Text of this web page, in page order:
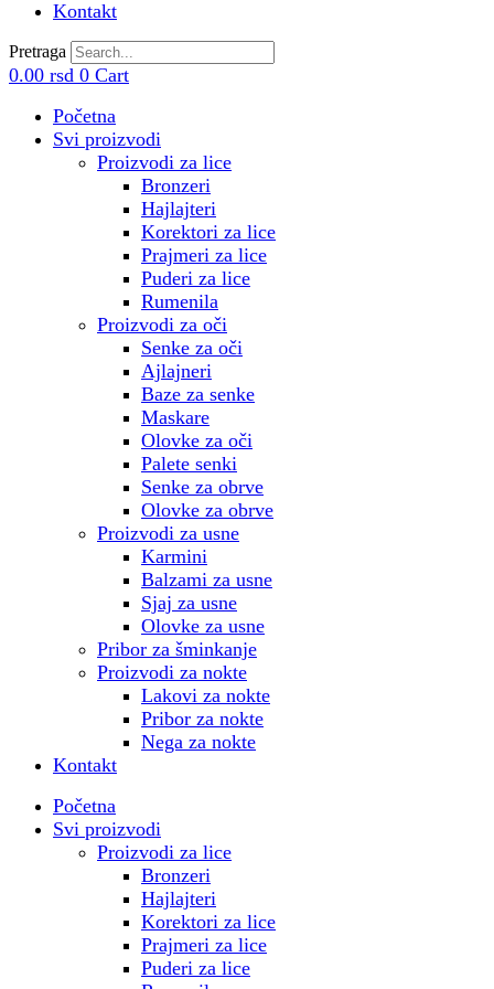
Kontakt
Pretraga
0.00 rsd 0 Cart
Početna
Svi proizvodi
Proizvodi za lice
Bronzeri
Hajlajteri
Korektori za lice
Prajmeri za lice
Puderi za lice
Rumenila
Proizvodi za oči
Senke za oči
Ajlajneri
Baze za senke
Maskare
Olovke za oči
Palete senki
Senke za obrve
Olovke za obrve
Proizvodi za usne
Karmini
Balzami za usne
Sjaj za usne
Olovke za usne
Pribor za šminkanje
Proizvodi za nokte
Lakovi za nokte
Pribor za nokte
Nega za nokte
Kontakt
Početna
Svi proizvodi
Proizvodi za lice
Bronzeri
Hajlajteri
Korektori za lice
Prajmeri za lice
Puderi za lice